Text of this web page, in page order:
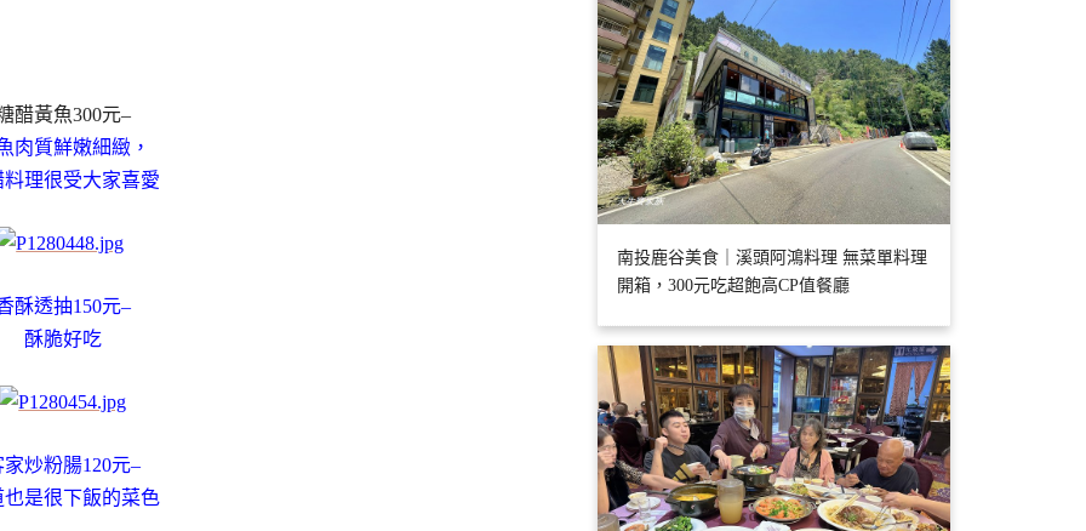
醋黃魚300元–
肉質鮮嫩細緻，
料理很受大家喜愛
酥透抽150元–
酥脆好吃
家炒粉腸120元–
也是很下飯的菜色
南投鹿谷美食｜溪頭阿鴻料理 無菜單料理
開箱，300元吃超飽高CP值餐廳